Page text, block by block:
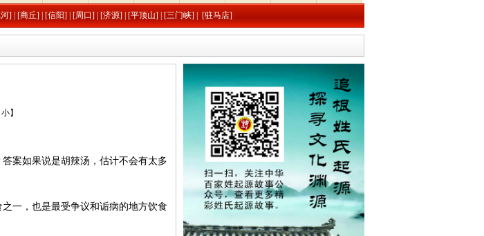
] [商丘] [信阳] [周口] [济源] [平顶山] [三门峡] [驻马店]
小】
案如果说是胡辣汤，估计不会有太多
一，也是最受争议和诟病的地方饮食